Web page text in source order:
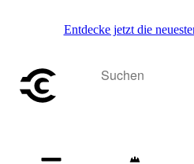
Entdecke jetzt die